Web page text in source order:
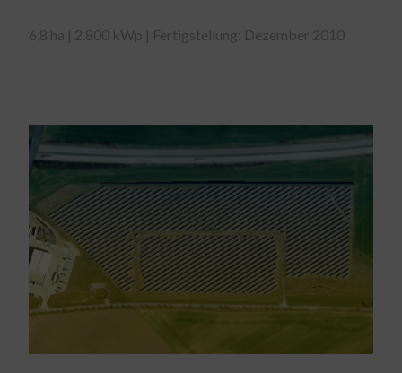
6,8 ha | 2.800 kWp | Fertigstellung: Dezember 2010